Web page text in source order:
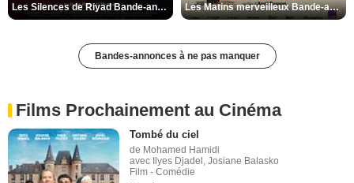
Les Silences de Riyad Bande-annonce VO STFR Les Matins merveilleux Bande-annonce VF
Bandes-annonces à ne pas manquer
Films Prochainement au Cinéma
Tombé du ciel
de Mohamed Hamidi
avec Ilyes Djadel, Josiane Balasko
Film - Comédie